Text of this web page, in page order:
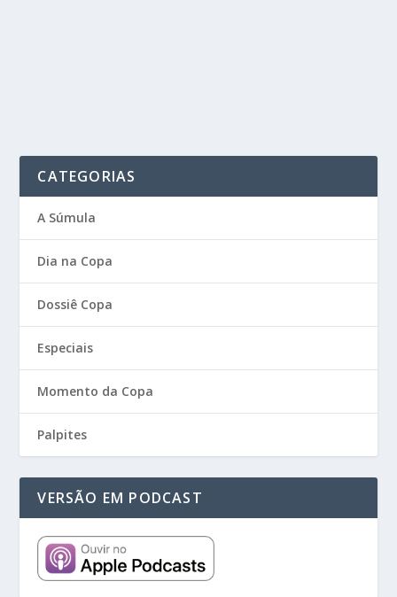
CATEGORIAS
A Súmula
Dia na Copa
Dossiê Copa
Especiais
Momento da Copa
Palpites
VERSÃO EM PODCAST